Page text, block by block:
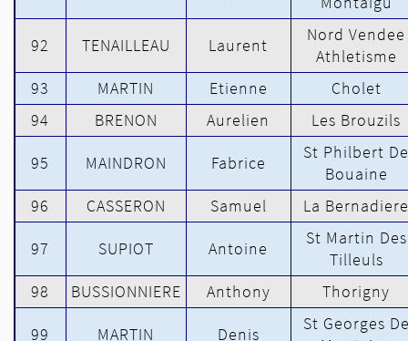
92 TENAILLEAU Laurent
Nord Vendee
Athletisme
93
MARTIN Etienne
Cholet
94
BRENON Aurelien Les Brouzils
95 MAINDRON Fabrice
St Philbert De
Bouaine
96
CASSERON Samuel La Bernadiere
97 SUPIOT Antoine
St Martin Des
Tilleuls
98
BUSSIONNIERE Anthony Thorigny
99 MARTIN Denis
St Georges